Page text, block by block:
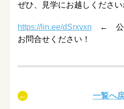
ぜひ、見学にお越しください
https://lin.ee/dSrxvxn ← 公式
お問合せください！
一覧へ